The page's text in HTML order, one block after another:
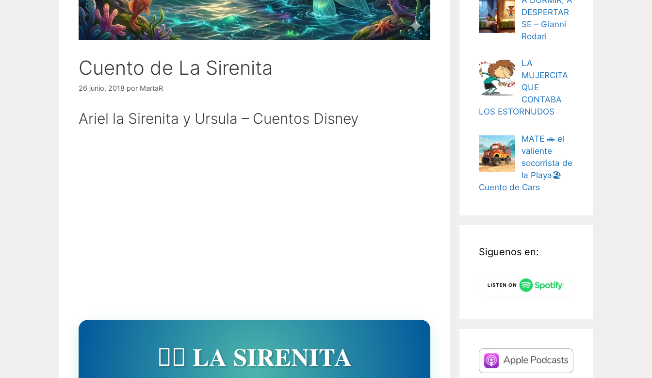
Cuento de La Sirenita
26 junio, 2018 por MartaR
Ariel la Sirenita y Ursula – Cuentos Disney
🧜‍♀️ LA SIRENITA
DESPERTAR
SE – Gianni
Rodari
LA
MUJERCITA
QUE
CONTABA
LOS ESTORNUDOS
MATE 🚗 el
valiente
socorrista de
la Playa🏖️
Cuento de Cars
Siguenos en: